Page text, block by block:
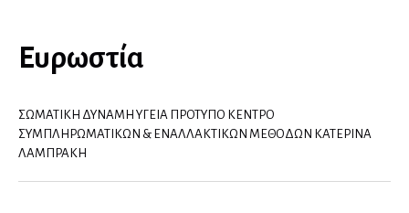
Γενετιστές
Γενικοί Ιατροί
Διαβητολόγοι
Ευρωστία
ΣΩΜΑΤΙΚΗ ΔΥΝΑΜΗ ΥΓΕΙΑ ΠΡΟΤΥΠΟ ΚΕΝΤΡΟ
ΣΥΜΠΛΗΡΩΜΑΤΙΚΩΝ & ΕΝΑΛΛΑΚΤΙΚΩΝ ΜΕΘΟΔΩΝ ΚΑΤΕΡΙΝΑ
ΛΑΜΠΡΑΚΗ